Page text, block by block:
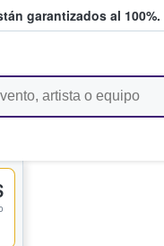
garantizados al 100%.